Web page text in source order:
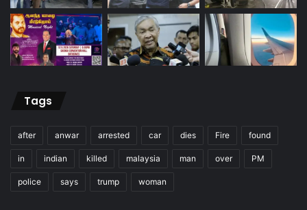
Tags
after anwar arrested car dies Fire found
in indian killed malaysia man over PM
police says trump woman